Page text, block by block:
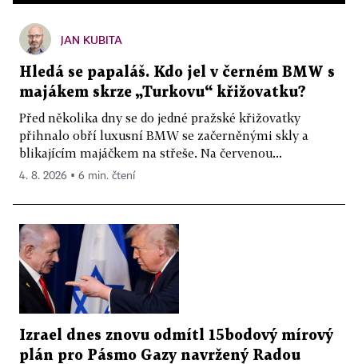
JAN KUBITA
Hledá se papaláš. Kdo jel v černém BMW s
majákem skrze „Turkovu“ křižovatku?
Před několika dny se do jedné pražské křižovatky
přihnalo obří luxusní BMW se začerněnými skly a
blikajícím majáčkem na střeše. Na červenou...
4. 8. 2026 ▪ 6 min. čtení
Izrael dnes znovu odmítl 15bodový mírový
plán pro Pásmo Gazy navržený Radou